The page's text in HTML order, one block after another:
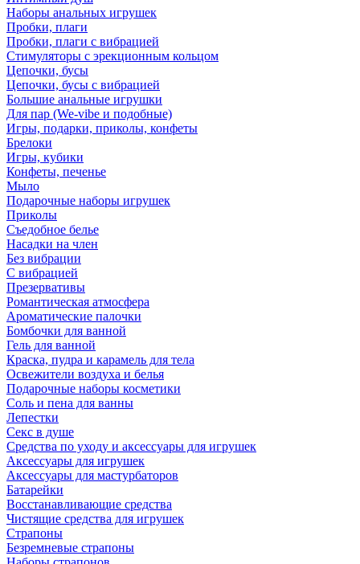
Наборы анальных игрушек
Пробки, плаги
Пробки, плаги с вибрацией
Стимуляторы с эрекционным кольцом
Цепочки, бусы
Цепочки, бусы с вибрацией
Большие анальные игрушки
Для пар (We-vibe и подобные)
Игры, подарки, приколы, конфеты
Брелоки
Игры, кубики
Конфеты, печенье
Мыло
Подарочные наборы игрушек
Приколы
Съедобное белье
Насадки на член
Без вибрации
С вибрацией
Презервативы
Романтическая атмосфера
Ароматические палочки
Бомбочки для ванной
Гель для ванной
Краска, пудра и карамель для тела
Освежители воздуха и белья
Подарочные наборы косметики
Соль и пена для ванны
Лепестки
Секс в душе
Средства по уходу и аксессуары для игрушек
Аксессуары для игрушек
Аксессуары для мастурбаторов
Батарейки
Восстанавливающие средства
Чистящие средства для игрушек
Страпоны
Безремневые страпоны